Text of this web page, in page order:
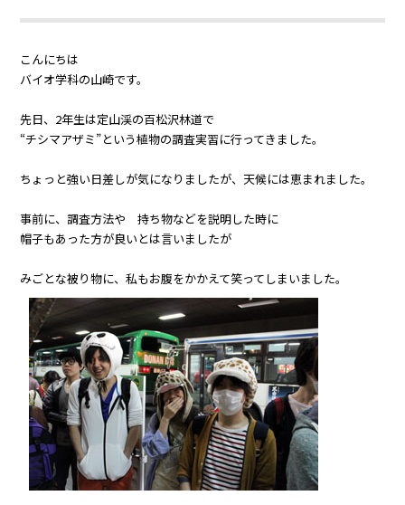
こんにちは
バイオ学科の山崎です。
先日、2年生は定山渓の百松沢林道で
“チシマアザミ”という植物の調査実習に行ってきました。
ちょっと強い日差しが気になりましたが、天候には恵まれました。
事前に、調査方法や 持ち物などを説明した時に
帽子もあった方が良いとは言いましたが
みごとな被り物に、私もお腹をかかえて笑ってしまいました。